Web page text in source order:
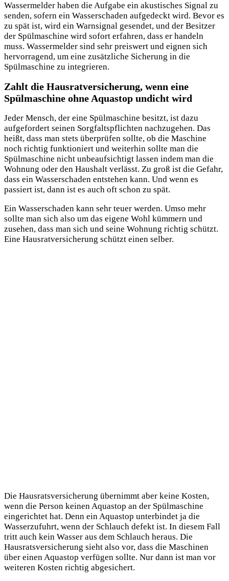
Wassermelder haben die Aufgabe ein akustisches Signal zu
senden, sofern ein Wasserschaden aufgedeckt wird. Bevor es
zu spät ist, wird ein Warnsignal gesendet, und der Besitzer
der Spülmaschine wird sofort erfahren, dass er handeln
muss. Wassermelder sind sehr preiswert und eignen sich
hervorragend, um eine zusätzliche Sicherung in die
Spülmaschine zu integrieren.
Zahlt die Hausratversicherung, wenn eine
Spülmaschine ohne Aquastop undicht wird
Jeder Mensch, der eine Spülmaschine besitzt, ist dazu
aufgefordert seinen Sorgfaltspflichten nachzugehen. Das
heißt, dass man stets überprüfen sollte, ob die Maschine
noch richtig funktioniert und weiterhin sollte man die
Spülmaschine nicht unbeaufsichtigt lassen indem man die
Wohnung oder den Haushalt verlässt. Zu groß ist die Gefahr,
dass ein Wasserschaden entstehen kann. Und wenn es
passiert ist, dann ist es auch oft schon zu spät.
Ein Wasserschaden kann sehr teuer werden. Umso mehr
sollte man sich also um das eigene Wohl kümmern und
zusehen, dass man sich und seine Wohnung richtig schützt.
Eine Hausratversicherung schützt einen selber.
Die Hausratsversicherung übernimmt aber keine Kosten,
wenn die Person keinen Aquastop an der Spülmaschine
eingerichtet hat. Denn ein Aquastop unterbindet ja die
Wasserzufuhrt, wenn der Schlauch defekt ist. In diesem Fall
tritt auch kein Wasser aus dem Schlauch heraus. Die
Hausratsversicherung sieht also vor, dass die Maschinen
über einen Aquastop verfügen sollte. Nur dann ist man vor
weiteren Kosten richtig abgesichert.